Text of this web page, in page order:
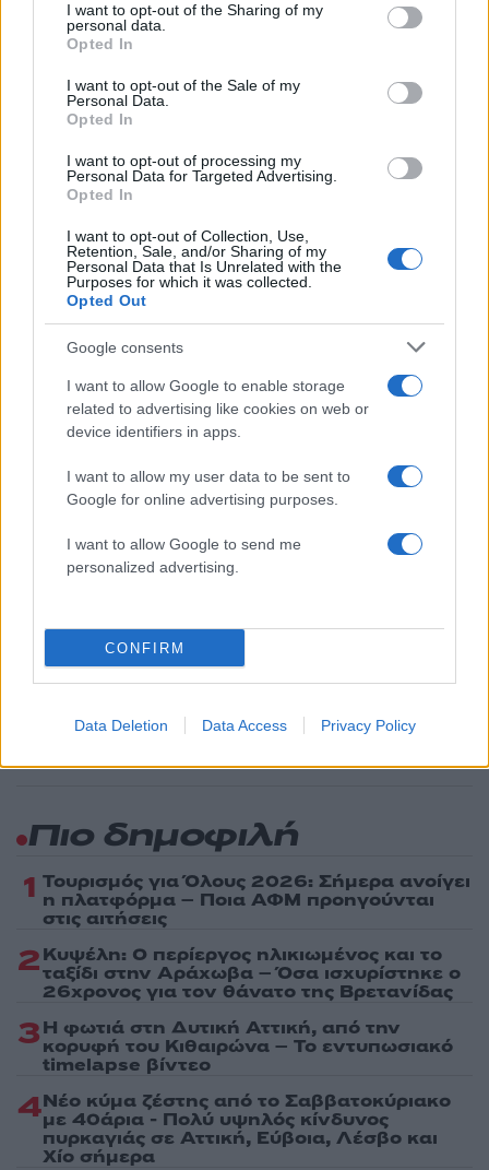
not limited to your visit or usage behaviour. You may click to
grant or deny consent to Google and its third-party tags to
use your data for below specified purposes in below Google
consent section.
I want to opt-out of the Sharing of my
personal data.
Opted In
I want to opt-out of the Sale of my
Personal Data.
Opted In
I want to opt-out of processing my
Personal Data for Targeted Advertising.
Opted In
I want to opt-out of Collection, Use,
Retention, Sale, and/or Sharing of my
Personal Data that Is Unrelated with the
Purposes for which it was collected.
Opted Out
Google consents
I want to allow Google to enable storage
related to advertising like cookies on web or
device identifiers in apps.
I want to allow my user data to be sent to
Google for online advertising purposes.
I want to allow Google to send me
personalized advertising.
CONFIRM
Data Deletion Data Access Privacy Policy
Σχόλια
Σχολίασε εδώ
50 /50
2000 /2000
Υποβολή σχολίου
Όροι Χρήσης. Το site προστατεύεται από reCAPTCHA, ισχύουν
Πολιτική Απορρήτου & Όροι Χρήσης
ΒΑΣΙΑ ΠΑΝΑΓΟΠΟΥΛΟΥ
ΓΗ ΤΗΣ ΕΛΙΑΣ
Ακολουθήστε το Νewsit.gr στο
ενημερωθείτε πρώτοι για όλη την ειδησεογραφία και τα
Πιο δημοφιλή
1 Τουρισμός για Όλους 2026: Σήμερα ανοίγει
η πλατφόρμα – Ποια ΑΦΜ προηγούνται
στις αιτήσεις
2Κυψέλη: Ο περίεργος ηλικιωμένος και το
ταξίδι στην Αράχωβα – Όσα ισχυρίστηκε ο
26χρονος για τον θάνατο της Βρετανίδας
3Η φωτιά στη Δυτική Αττική, από την
κορυφή του Κιθαιρώνα – Το εντυπωσιακό
timelapse βίντεο
4Νέο κύμα ζέστης από το Σαββατοκύριακο
με 40άρια - Πολύ υψηλός κίνδυνος
πυρκαγιάς σε Αττική, Εύβοια, Λέσβο και
Χίο σήμερα